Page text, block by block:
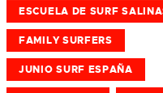
ESCUELA DE SURF
FAMILY SURFERS
JUNIO SURF ESPAÑA